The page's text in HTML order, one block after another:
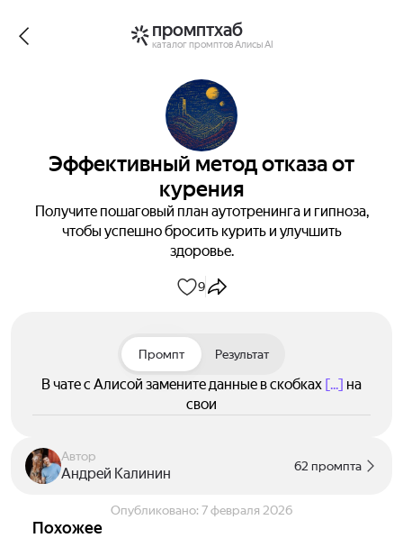
промптхаб
каталог промптов Алисы AI
Эффективный метод отказа от
курения
Получите пошаговый план аутотренинга и гипноза,
чтобы успешно бросить курить и улучшить
здоровье.
9
Промпт Результат
В чате с Алисой замените данные в скобках [...] на
свои
Автор
Андрей Калинин 62 промпта
Опубликовано: 7 февраля 2026
Похожее